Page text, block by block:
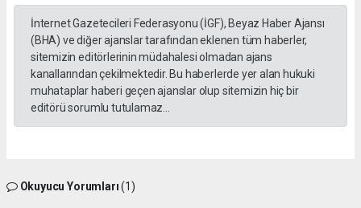
İnternet Gazetecileri Federasyonu (İGF), Beyaz Haber Ajansı
(BHA) ve diğer ajanslar tarafından eklenen tüm haberler,
sitemizin editörlerinin müdahalesi olmadan ajans
kanallarından çekilmektedir. Bu haberlerde yer alan hukuki
muhataplar haberi geçen ajanslar olup sitemizin hiç bir
editörü sorumlu tutulamaz...
Okuyucu Yorumları(1)